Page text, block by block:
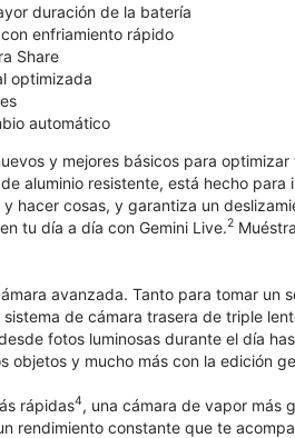
duración de la batería
enfriamiento rápido
Share
optimizada
automático
y mejores básicos para
aluminio resistente, está hecho
hacer cosas, y garantiza un
tu día a día con Gemini Live.2
avanzada. Tanto para tomar un
de cámara trasera de triple
fotos luminosas durante el día
objetos y mucho más con la edición
rápidas4, una cámara de vapor más
rendimiento constante que te